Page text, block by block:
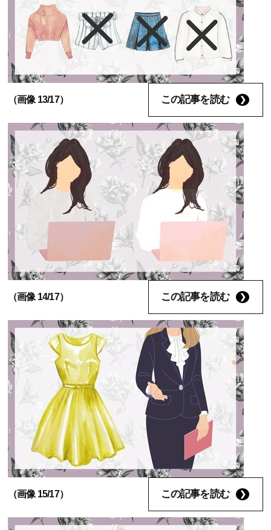
（画像 13/17） この記事を読む
（画像 14/17） この記事を読む
（画像 15/17） この記事を読む